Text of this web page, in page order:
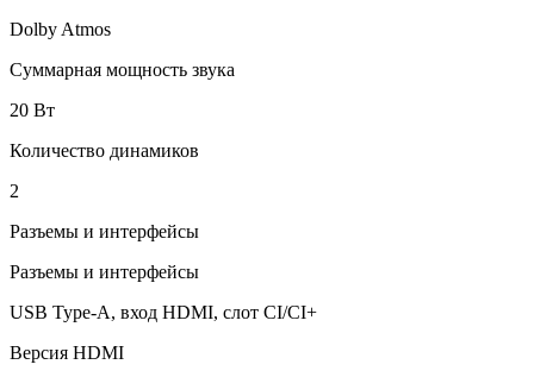
Dolby Atmos
Суммарная мощность звука
20 Вт
Количество динамиков
2
Разъемы и интерфейсы
Разъемы и интерфейсы
USB Type-A, вход HDMI, слот CI/CI+
Версия HDMI